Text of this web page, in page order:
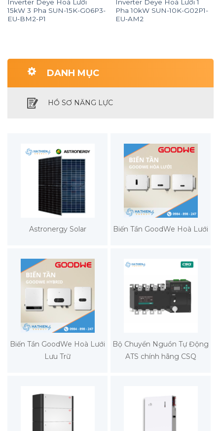
Inverter Deye Hoà Lưới
15kW 3 Pha SUN-15K-G06P3-
EU-BM2-P1
Inverter Deye Hoà Lưới 1
Pha 10kW SUN-10K-G02P1-
EU-AM2
DANH MỤC
HỒ SƠ NĂNG LỰC
Astronergy Solar Biến Tần GoodWe Hoà Lưới
Biến Tần GoodWe Hoà Lưới
Lưu Trữ
Bộ Chuyển Nguồn Tự Động
ATS chính hãng CSQ